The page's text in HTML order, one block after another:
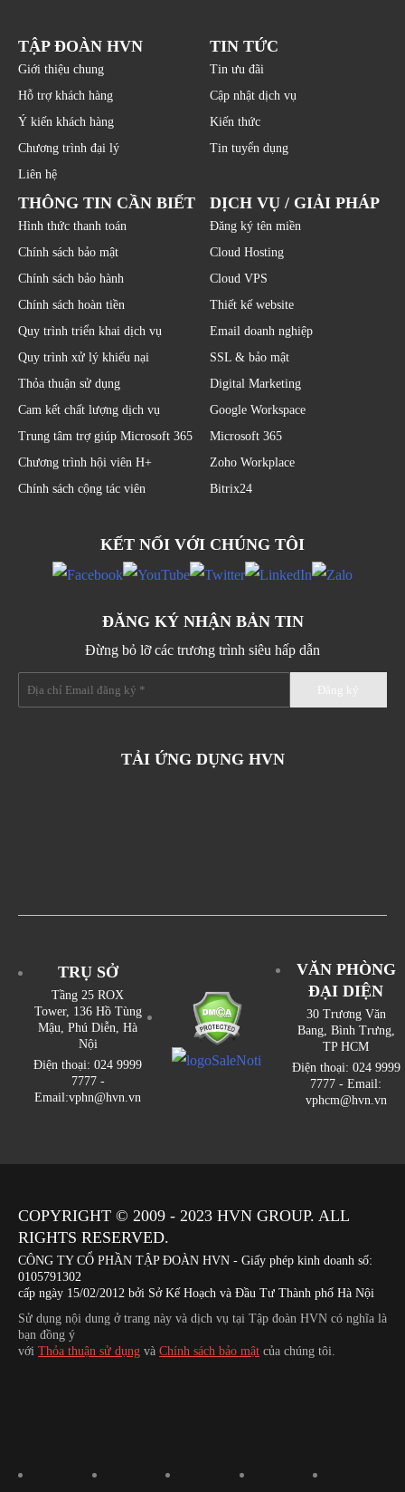
TẬP ĐOÀN HVN
Giới thiệu chung
Hỗ trợ khách hàng
Ý kiến khách hàng
Chương trình đại lý
Liên hệ
TIN TỨC
Tin ưu đãi
Cập nhật dịch vụ
Kiến thức
Tin tuyển dụng
THÔNG TIN CẦN BIẾT
Hình thức thanh toán
Chính sách bảo mật
Chính sách bảo hành
Chính sách hoàn tiền
Quy trình triển khai dịch vụ
Quy trình xử lý khiếu nại
Thỏa thuận sử dụng
Cam kết chất lượng dịch vụ
Trung tâm trợ giúp Microsoft 365
Chương trình hội viên H+
Chính sách cộng tác viên
DỊCH VỤ / GIẢI PHÁP
Đăng ký tên miền
Cloud Hosting
Cloud VPS
Thiết kế website
Email doanh nghiệp
SSL & bảo mật
Digital Marketing
Google Workspace
Microsoft 365
Zoho Workplace
Bitrix24
KẾT NỐI VỚI CHÚNG TÔI
ĐĂNG KÝ NHẬN BẢN TIN
Đừng bỏ lỡ các trương trình siêu hấp dẫn
TẢI ỨNG DỤNG HVN
TRỤ SỞ
Tầng 25 ROX
Tower, 136 Hồ Tùng
Mậu, Phú Diễn, Hà
Nội
Điện thoại: 024 9999
7777 -
Email:vphn@hvn.vn
VĂN PHÒNG
ĐẠI DIỆN
30 Trương Văn
Bang, Bình Trưng,
TP HCM
Điện thoại: 024 9999
7777 - Email:
vphcm@hvn.vn
COPYRIGHT © 2009 - 2023 HVN GROUP. ALL
RIGHTS RESERVED.
CÔNG TY CỔ PHẦN TẬP ĐOÀN HVN - Giấy phép kinh doanh số:
0105791302
cấp ngày 15/02/2012 bởi Sở Kế Hoạch và Đầu Tư Thành phố Hà Nội
Sử dụng nội dung ở trang này và dịch vụ tại Tập đoàn HVN có nghĩa là
bạn đồng ý
với Thỏa thuận sử dụng và Chính sách bảo mật của chúng tôi.